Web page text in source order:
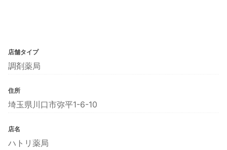
店舗タイプ
調剤薬局
住所
埼玉県川口市弥平1-6-10
店名
ハトリ薬局